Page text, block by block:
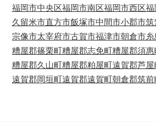
福岡市中央区福岡市南区福岡市西区福
久留米市直方市飯塚市中間市小郡市筑
宗像市太宰府市古賀市福津市朝倉市
糟屋郡篠栗町糟屋郡志免町糟屋郡須惠
糟屋郡久山町糟屋郡粕屋町遠賀郡芦屋
遠賀郡岡垣町遠賀郡遠賀町朝倉郡筑前